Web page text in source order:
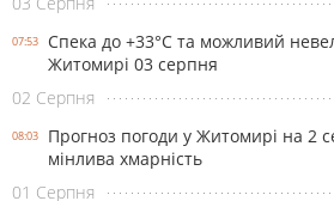
07:53
Спека до +33°С та можливий
Житомирі 03 серпня
02 Серпня
08:03
Прогноз погоди у Житомирі на 2
мінлива хмарність
01 Серпня